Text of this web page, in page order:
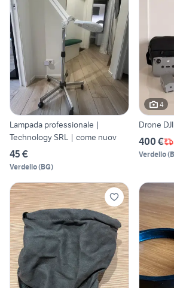
Lampada professionale |
Technology SRL | come nuov
45 €
Verdello(BG)
4
Drone
400 €
Verdello(